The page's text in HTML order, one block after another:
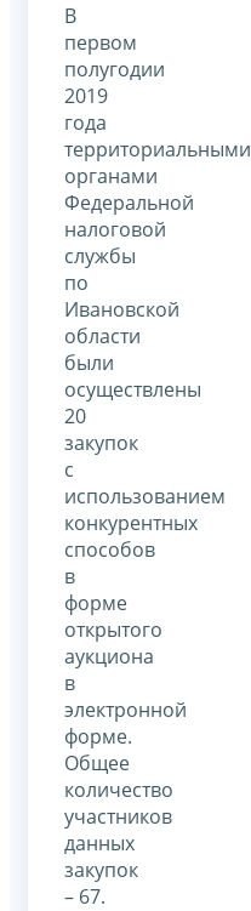
В
первом
полугодии
2019
года
территориальными
органами
Федеральной
налоговой
службы
по
Ивановской
области
были
осуществлены
20
закупок
с
использованием
конкурентных
способов
в
форме
открытого
аукциона
в
электронной
форме.
Общее
количество
участников
данных
закупок
– 67.